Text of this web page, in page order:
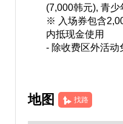
(7,000韩元), 青
※ 入场券包含
内抵现金使用
- 除收费区外活动
地图 找路